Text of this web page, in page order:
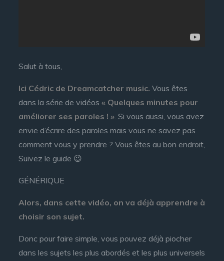
Salut à tous,
Ici Cédric de Dreamcatcher music.Vous êtes
dans la série de vidéos« Quelques minutes pour
améliorer ses paroles ! ». Si vous aussi, vous avez
envie d’écrire des paroles mais vous ne savez pas
comment vous y prendre ? Vous êtes au bon endroit,
Suivez le guide 😉
GÉNÉRIQUE
Alors, dans cette vidéo, on va déjà apprendre à
choisir son sujet.
Donc pour faire simple, vous pouvez déjà piocher
dans les sujets les plus abordés et les plus universels